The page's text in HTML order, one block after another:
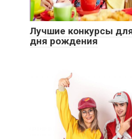
Лучшие конкурсы
дня рождения